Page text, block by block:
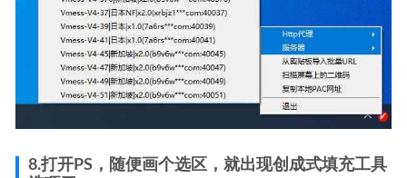
8.打开PS，随便画个选区，就出现创成式填充工具